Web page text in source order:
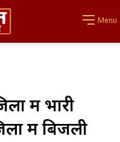
Menu
में भारी
में बिजली